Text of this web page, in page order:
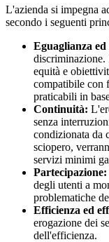
L'azienda si impegna
secondo i seguenti
Eguaglianza
equità e
compatibile con
praticabili in
Continuità:
senza
condizionata da
sciopero,
servizi minimi
Partecipazione:
degli utenti a
problematiche
Efficienza ed
erogazione dei
dell'efficienza.